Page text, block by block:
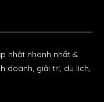
nhật nhanh nhất &
doanh, giải trí, du lịch,